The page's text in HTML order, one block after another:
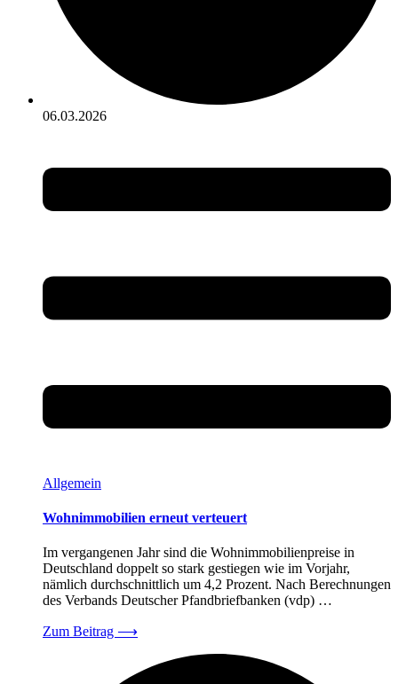
06.03.2026
Allgemein
Wohnimmobilien erneut verteuert
Im vergangenen Jahr sind die Wohnimmobilienpreise in
Deutschland doppelt so stark gestiegen wie im Vorjahr,
nämlich durchschnittlich um 4,2 Prozent. Nach Berechnungen
des Verbands Deutscher Pfandbriefbanken (vdp) …
Zum Beitrag ⟶